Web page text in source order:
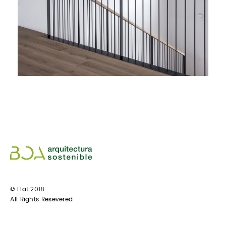
© Flat 2018
All Rights Resevered